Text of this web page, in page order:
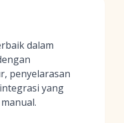
dalam
penyelarasan
yang